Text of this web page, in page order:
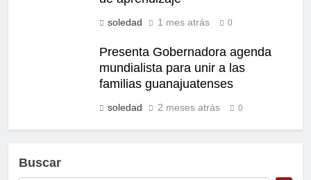
soledad 1 mes atrás 0
Presenta Gobernadora agenda
mundialista para unir a las
familias guanajuatenses
soledad 2 meses atrás 0
Buscar